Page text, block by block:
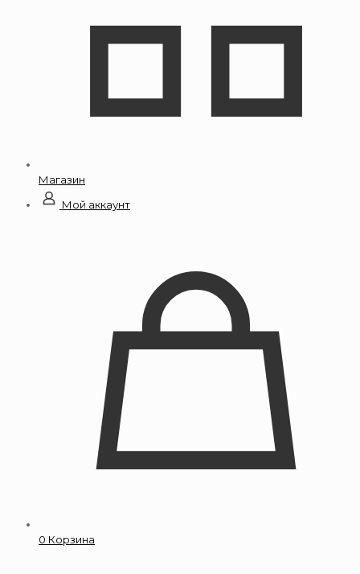
Магазин
Мой аккаунт
0 Корзина